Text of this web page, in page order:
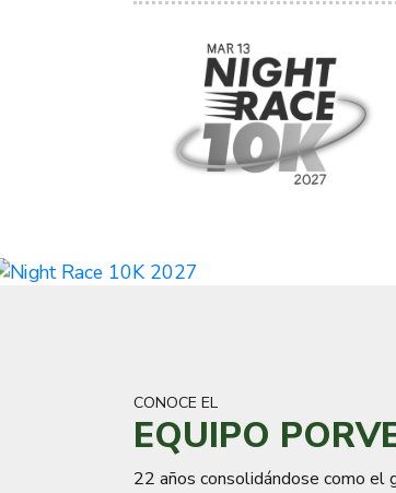
CONOCE EL
EQUIPO
22 años consolidándose como el